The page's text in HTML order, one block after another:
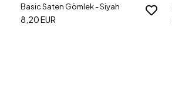
Floş Basic Saten Gömlek - Bej
8,02 EUR